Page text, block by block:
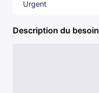
Description du besoin